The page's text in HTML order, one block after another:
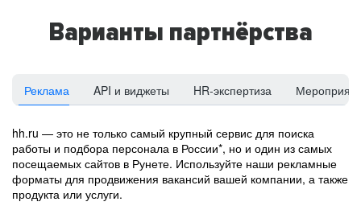
Варианты партнёрства
Реклама API и виджеты HR-экспертиза
hh.ru — это не только самый крупный сервис для поиска
работы и подбора персонала в России*, но и один из самых
посещаемых сайтов в Рунете. Используйте наши рекламные
форматы для продвижения вакансий вашей компании, а также
продукта или услуги.